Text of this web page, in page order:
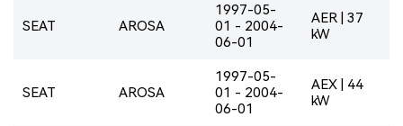
SEAT AROSA
1997-05-
01 - 2004-
06-01
AER | 37
kW
SEAT AROSA
1997-05-
01 - 2004-
06-01
AEX | 44
kW